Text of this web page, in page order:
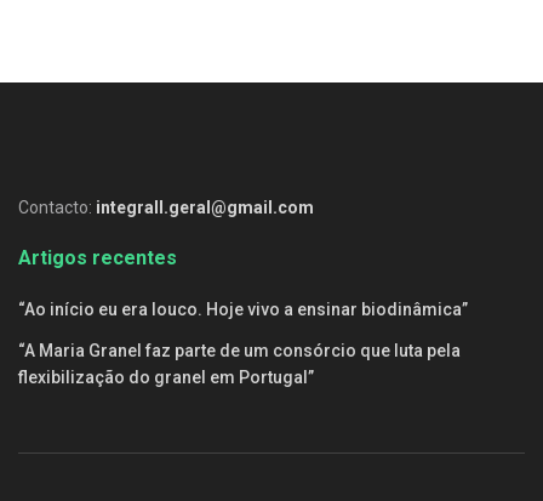
Contacto: integrall.geral@gmail.com
Artigos recentes
“Ao início eu era louco. Hoje vivo a ensinar biodinâmica”
“A Maria Granel faz parte de um consórcio que luta pela
flexibilização do granel em Portugal”